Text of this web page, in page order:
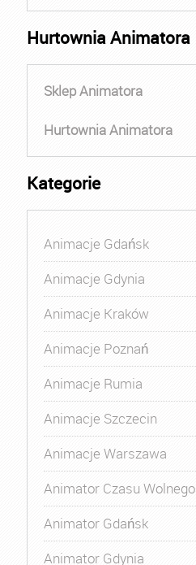
Hurtownia Animatora
Sklep Animatora
Hurtownia Animatora
Kategorie
Animacje Gdańsk
Animacje Gdynia
Animacje Kraków
Animacje Poznań
Animacje Rumia
Animacje Szczecin
Animacje Warszawa
Animator Czasu Wolnego
Animator Gdańsk
Animator Gdynia